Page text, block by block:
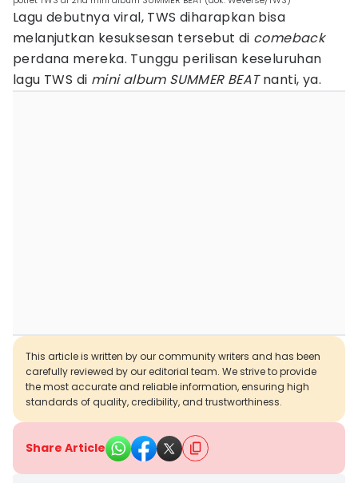
Lagu debutnya viral, TWS diharapkan bisa
melanjutkan kesuksesan tersebut di comeback
perdana mereka. Tunggu perilisan keseluruhan
lagu TWS di mini album SUMMER BEATnanti, ya.
This article is written by our community writers and has been
carefully reviewed by our editorial team. We strive to provide
the most accurate and reliable information, ensuring high
standards of quality, credibility, and trustworthiness.
Share Article